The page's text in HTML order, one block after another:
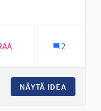
2
NÄYTÄ IDEA